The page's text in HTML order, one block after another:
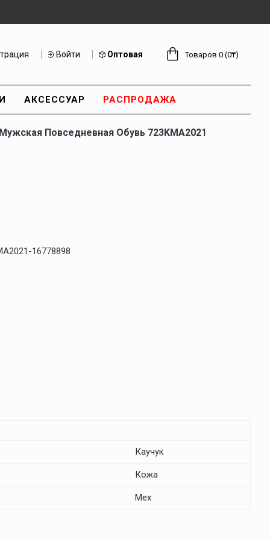
Войти Оптовая Товаров 0 (0₸)
АКСЕССУАР РАСПРОДАЖА
Повседневная Обувь 723KMA2021
16778898
Каучук
Кожа
Мех